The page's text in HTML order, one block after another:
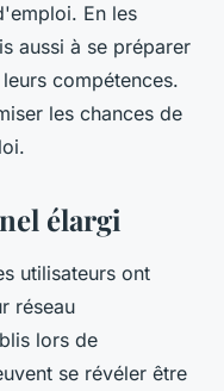
En les
aussi à se préparer
compétences.
les chances de
élargi
utilisateurs ont
réseau
lors de
se révéler être